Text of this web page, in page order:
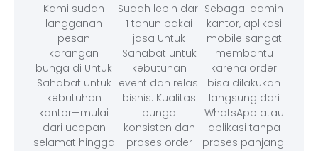
Kami sudah
langganan
pesan
karangan
bunga di Untuk
Sahabat untuk
kebutuhan
kantor—mulai
dari ucapan
selamat hingga
Sudah lebih dari
1 tahun pakai
jasa Untuk
Sahabat untuk
kebutuhan
event dan relasi
bisnis. Kualitas
bunga
konsisten dan
proses order
Sebagai admin
kantor, aplikasi
mobile sangat
membantu
karena order
bisa dilakukan
langsung dari
WhatsApp atau
aplikasi tanpa
proses panjang.